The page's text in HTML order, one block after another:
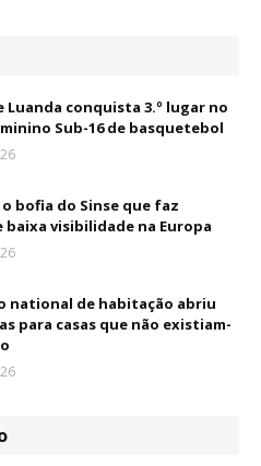
Luanda conquista 3.º lugar no
Sub-16 de basquetebol
bofia do Sinse que faz
visibilidade na Europa
national de habitação abriu
para casas que não existiam-